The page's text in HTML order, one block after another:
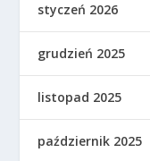
styczeń 2026
grudzień 2025
listopad 2025
październik 2025